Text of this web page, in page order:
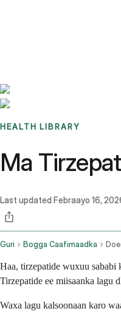
HEALTH LIBRARY
Ma
Last updated Febraayo 16,
Guri Bogga Caafimaadka
Haa, tirzepatide wuxuu sababi
Tirzepatide ee miisaanka lagu
Waxa lagu kalsoonaan karo